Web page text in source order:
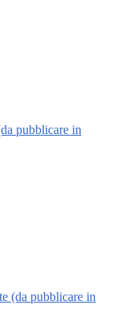
pubblicare in
(da pubblicare in